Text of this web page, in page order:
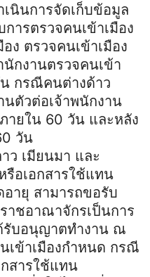
นินการจัดเก็บข้อมูล
ารตรวจคนเข้าเมือง
ง ตรวจคนเข้าเมือง
กงานตรวจคนเข้า
กรณีคนต่างด้าว
ตัวต่อเจ้าพนักงาน
ายใน 60 วัน และหลัง
วัน
ว เมียนมา และ
รือเอกสารใช้แทน
ายุ สามารถขอรับ
าชอาณาจักรเป็นการ
รับอนุญาตทำงาน ณ
เข้าเมืองกำหนด กรณี
สารใช้แทน